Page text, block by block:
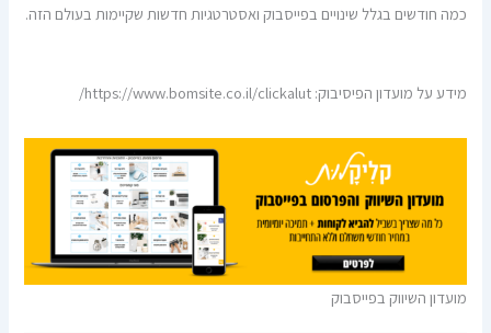
כמה חודשים בגלל שינויים בפייסבוק ואסטרטגיות חדשות שקיימות בעולם הזה.
מידע על מועדון הפיסיבוק: https://www.bomsite.co.il/clickalut/
מועדון השיווק בפייסבוק